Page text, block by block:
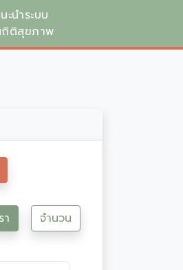
ะนำระบบ
ติสุขภาพ
า จำนวน